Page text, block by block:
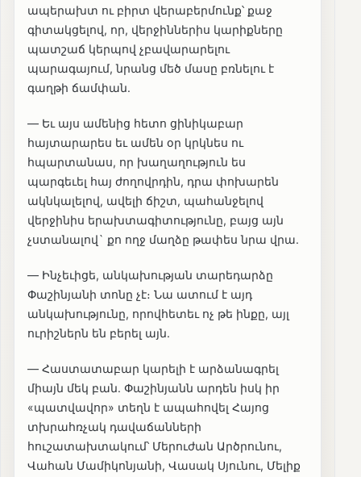
ապերախտ ու բիրտ վերաբերմունք՝ քաջ
գիտակցելով, որ, վերջիններիս կարիքները
պատշաճ կերպով չբավարարելու
պարագայում, նրանց մեծ մասը բռնելու է
գաղթի ճամփան.
— Եւ այս ամենից հետո ցինիկաբար
հայտարարես եւ ամեն օր կրկնես ու
հպարտանաս, որ խաղաղություն ես
պարգեւել հայ ժողովրդին, դրա փոխարեն
ակնկալելով, ավելի ճիշտ, պահանջելով
վերջինիս երախտագիտությունը, բայց այն
չստանալով` քո ողջ մաղձը թափես նրա վրա.
— Ինչեւիցե, անկախության տարեդարձը
Փաշինյանի տոնը չէ։ Նա ատում է այդ
անկախությունը, որովհետեւ ոչ թե ինքը, այլ
ուրիշներն են բերել այն.
— Հաստատաբար կարելի է արձանագրել
միայն մեկ բան. Փաշինյանն արդեն իսկ իր
«պատվավոր» տեղն է ապահովել Հայոց
տխրահռչակ դավաճանների
հուշատախտակում՝ Մերուժան Արծրունու,
Վահան Մամիկոնյանի, Վասակ Սյունու, Մելիք